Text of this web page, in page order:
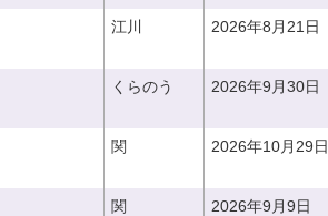
江川 2026年8月21日
くらのう 2026年9月30日
関 2026年10月29日
関 2026年9月9日